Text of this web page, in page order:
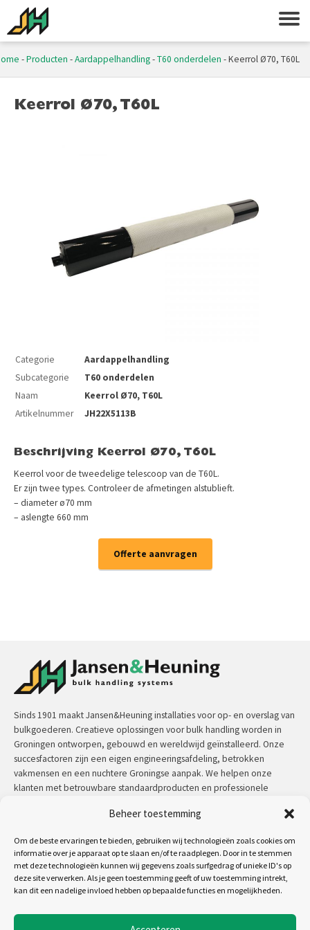
Beheer toestemming
Om de beste ervaringen te bieden, gebruiken wij technologieën zoals cookies om
informatie over je apparaat op te slaan en/of te raadplegen. Door in te stemmen
met deze technologieën kunnen wij gegevens zoals surfgedrag of unieke ID's op
deze site verwerken. Als je geen toestemming geeft of uw toestemming intrekt,
kan dit een nadelige invloed hebben op bepaalde functies en mogelijkheden.
-Producten -Aardappelhandling-T60 onderdelen -Keerrol Ø70, T60L
Keerrol Ø70, T60L
Categorie
Aardappelhandling
Subcategorie
T60 onderdelen
Naam
Keerrol Ø70, T60L
Artikelnummer
JH22X5113B
Beschrijving Keerrol Ø70, T60L
Keerrol voor de tweedelige telescoop van de T60L.
Er zijn twee types. Controleer de afmetingen alstublieft.
– diameter ø70 mm
– aslengte 660 mm
Offerte aanvragen
Sinds 1901 maakt Jansen&Heuning installaties voor op- en overslag van
bulkgoederen. Creatieve oplossingen voor bulk handling worden in
Groningen ontworpen, gebouwd en wereldwijd geïnstalleerd. Onze
succesfactoren zijn een eigen engineeringsafdeling, betrokken
vakmensen en een nuchtere Groningse aanpak. We helpen onze
klanten met betrouwbare standaardproducten en professionele
lees meer
Volg ons op: